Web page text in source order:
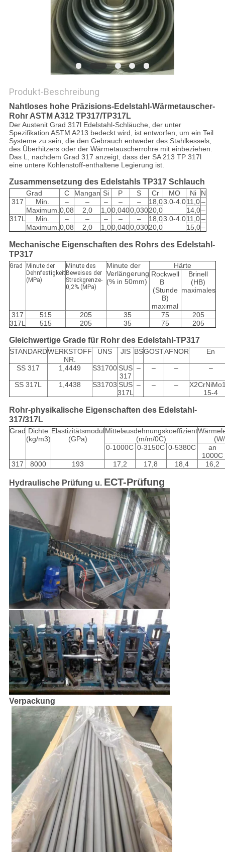
Produkt-Beschreibung
Nahtloses hohe Präzisions-Edelstahl-Wärmetauscher-
Rohr ASTM A312 TP317/TP317L
Der Austenit Grad 317l Edelstahl-Schläuche, der unter
Spezifikation ASTM A213 bedeckt wird, ist entworfen, um ein Teil
Systeme zu sein, die den Gebrauch entweder des Stahlkessels,
des Überhitzers oder der Wärmetauscherrohre mit einbeziehen.
Das L, nachdem Grad 317 anzeigt, dass der SA 213 TP 317l
eine untere Kohlenstoff-enthaltene Legierung ist.
Zusammensetzung des Edelstahls TP317 Schlauch
Grad C Mangan Si P S Cr MO Ni
N
317
Min. – – – – – 18,03.0-4.011,0–
Maximum.0,08 2,0 1,00,0400,03020,0 14,0–
317L
Min. – – – – – 18,03.0-4.011,0–
Maximum.0,08 2,0 1,00,0400,03020,0 15,0–
Mechanische Eigenschaften des Rohrs des Edelstahl-
TP317
Grad
Minute der
Dehnfestigkeit
(MPa)
Minute des
Beweises der
Streckgrenze-
0,2% (MPa)
Minute der
Verlängerung
(% in 50mm)
Härte
Rockwell
B
(Stunde
B)
maximal
Brinell
(HB)
maximales
317 515 205 35 75
205
317L
515 205 35 75 205
Gleichwertige Grade für Rohr des Edelstahl-TP317
STANDARDWERKSTOFF
NR.
UNS JIS BSGOSTAFNOR En
SS 317 1,4449 S31700 SUS
317
– – – –
SS 317L 1,4438 S31703 SUS
317L
– – –
15-4
Rohr-physikalische Eigenschaften des Edelstahl-
317/317L
Grad Dichte
(kg/m3)
Elastizitätsmodul
(GPa)
Mittelausdehnungskoeffizient
(m/m/0C)
0-1000C 0-3150C 0-5380C
an
1000C
317
8000 193 17,2 17,8 18,4 16,2
Hydraulische Prüfung u. ECT-Prüfung
Verpackung